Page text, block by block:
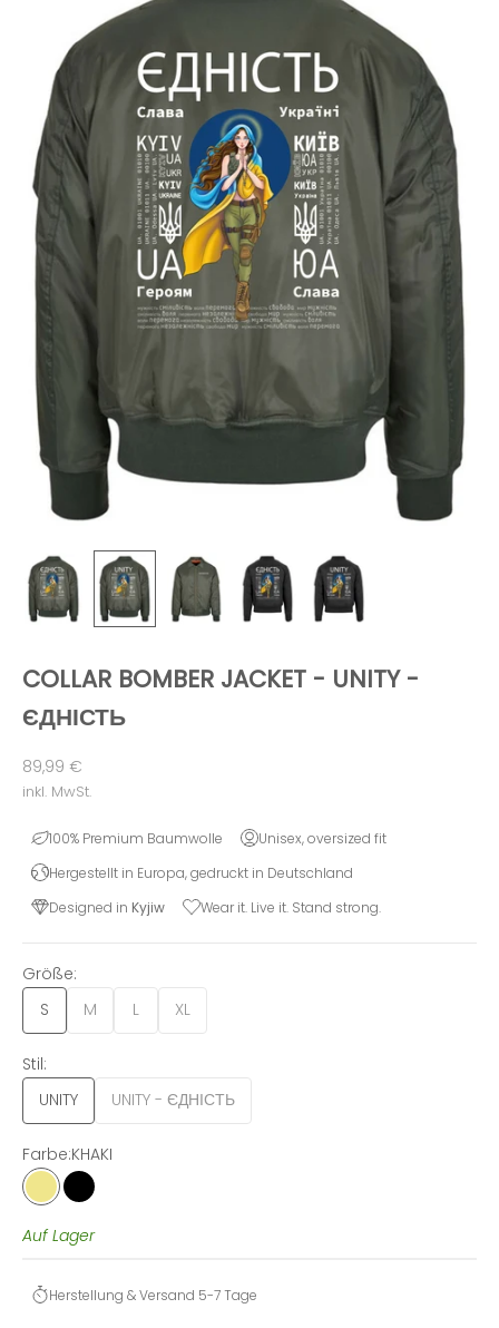
COLLAR BOMBER JACKET - UNITY -
ЄДНІСТЬ
Angebot
89,99 €
inkl. MwSt.
100% Premium Baumwolle
Unisex, oversized fit
Hergestellt in Europa, gedruckt in Deutschland
Designed in Kyjiw Wear it. Live it. Stand strong.
Größe:
S
M L XL
Stil:
UNITY
UNITY - ЄДНІСТЬ
Farbe:KHAKI
KHAKIBLACK
Auf Lager
Herstellung & Versand 5-7 Tage